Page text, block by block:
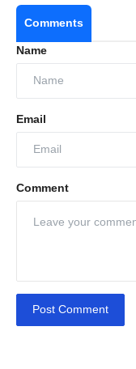
Comments
Name
Email
Comment
Post Comment